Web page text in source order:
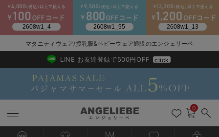
マタニティウェア/授乳服&ベビーウェア通販のエンジェリーベ
2026/NewArrival
送料495円(一部地域を除く) 7,700円以上で送料無料
LINE お友達登録で500円OFF click
0